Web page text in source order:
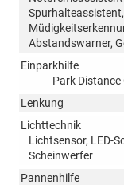
Abstandswarner,
Einparkhilfe
Park
Lenkung
Lichttechnik
Lichtsensor, LED-
Scheinwerfer
Pannenhilfe